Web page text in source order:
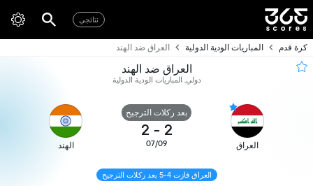
نتائجي
كرة قدم المباريات الودية الدولية العراق ضد الهند
العراق ضد الهند
دولي, المباريات الودية الدولية
العراق
بعد ركلات الترجيح
2
-
2
07/09 الهند
العراق فازت 4-5 بعد ركلات الترجيح